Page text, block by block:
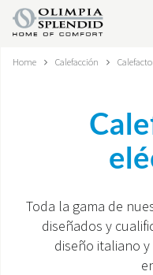
ESPAÑOL
TRATAMIENTO DEL AIRE
Home Calefacción
Toda la gama de
diseñados y
diseño italiano